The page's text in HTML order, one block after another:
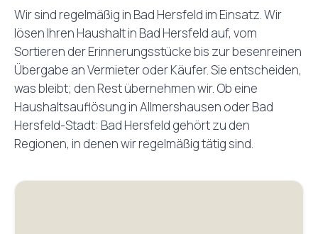
Wir sind regelmäßig in Bad Hersfeld im Einsatz. Wir
lösen Ihren Haushalt in Bad Hersfeld auf, vom
Sortieren der Erinnerungsstücke bis zur besenreinen
Übergabe an Vermieter oder Käufer. Sie entscheiden,
was bleibt; den Rest übernehmen wir. Ob eine
Haushaltsauflösung in Allmershausen oder Bad
Hersfeld-Stadt: Bad Hersfeld gehört zu den
Regionen, in denen wir regelmäßig tätig sind.